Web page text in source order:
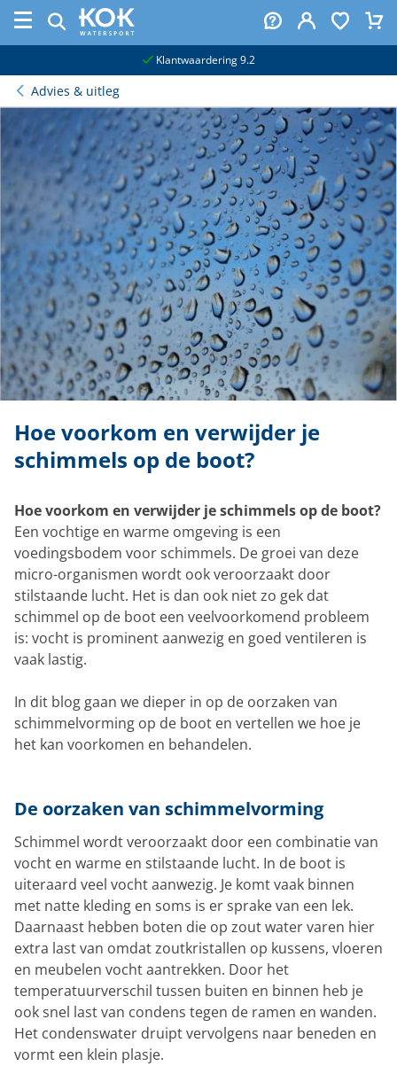
Klantwaardering 9.2
Advies & uitleg
Hoe voorkom en verwijder je
schimmels op de boot?
Hoe voorkom en verwijder je schimmels op de boot?
Een vochtige en warme omgeving is een
voedingsbodem voor schimmels. De groei van deze
micro-organismen wordt ook veroorzaakt door
stilstaande lucht. Het is dan ook niet zo gek dat
schimmel op de boot een veelvoorkomend probleem
is: vocht is prominent aanwezig en goed ventileren is
vaak lastig.
In dit blog gaan we dieper in op de oorzaken van
schimmelvorming op de boot en vertellen we hoe je
het kan voorkomen en behandelen.
De oorzaken van schimmelvorming
Schimmel wordt veroorzaakt door een combinatie van
vocht en warme en stilstaande lucht. In de boot is
uiteraard veel vocht aanwezig. Je komt vaak binnen
met natte kleding en soms is er sprake van een lek.
Daarnaast hebben boten die op zout water varen hier
extra last van omdat zoutkristallen op kussens, vloeren
en meubelen vocht aantrekken. Door het
temperatuurverschil tussen buiten en binnen heb je
ook snel last van condens tegen de ramen en wanden.
Het condenswater druipt vervolgens naar beneden en
vormt een klein plasje.